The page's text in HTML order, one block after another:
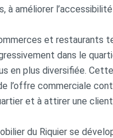
à améliorer
et restaurants
dans le
en plus diversifiée. Cette
l’offre commerciale
et à attirer une
du Riquier se